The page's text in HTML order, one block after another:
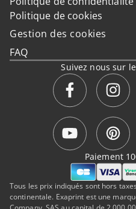
Politique de cookies
Gestion des cookies
FAQ
Suivez nous sur
Tous les prix indiqués sont hors
continentale. Exaprint est une
Paiement